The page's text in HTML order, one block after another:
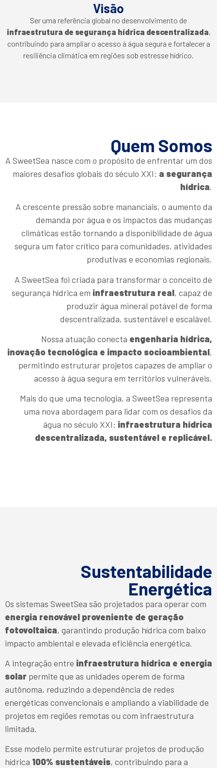
Visão
Ser uma referência global no desenvolvimento de
infraestrutura de segurança hídrica descentralizada,
contribuindo para ampliar o acesso à água segura e fortalecer a
resiliência climática em regiões sob estresse hídrico.
A SweetSea nasce com o propósito de enfrentar um dos
maiores desafios globais do século XXI: a segurança
hídrica.
A crescente pressão sobre mananciais, o aumento da
demanda por água e os impactos das mudanças
climáticas estão tornando a disponibilidade de água
segura um fator crítico para comunidades, atividades
produtivas e economias regionais.
A SweetSea foi criada para transformar o conceito de
segurança hídrica em infraestrutura real, capaz de
produzir água mineral potável de forma
descentralizada, sustentável e escalável.
Nossa atuação conecta engenharia hídrica,
inovação tecnológica e impacto socioambiental,
permitindo estruturar projetos capazes de ampliar o
acesso à água segura em territórios vulneráveis.
Mais do que uma tecnologia, a SweetSea representa
uma nova abordagem para lidar com os desafios da
água no século XXI: infraestrutura hídrica
descentralizada, sustentável e replicável.
Quem Somos
Os sistemas SweetSea são projetados para operar com
energia renovável proveniente de geração
fotovoltaica, garantindo produção hídrica com baixo
impacto ambiental e elevada eficiência energética.
A integração entre infraestrutura hídrica e energia
solar permite que as unidades operem de forma
autônoma, reduzindo a dependência de redes
energéticas convencionais e ampliando a viabilidade de
projetos em regiões remotas ou com infraestrutura
limitada.
Esse modelo permite estruturar projetos de produção
hídrica 100% sustentáveis, contribuindo para a
Sustentabilidade
Energética